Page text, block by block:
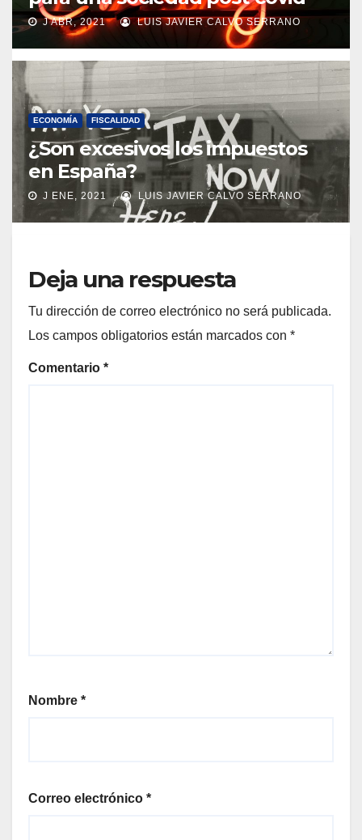
J ABR, 2021 LUIS JAVIER CALVO SERRANO
ECONOMÍA FISCALIDAD
¿Son excesivos los impuestos
en España?
J ENE, 2021 LUIS JAVIER CALVO SERRANO
Deja una respuesta
Tu dirección de correo electrónico no será publicada.
Los campos obligatorios están marcados con *
Comentario *
Nombre *
Correo electrónico *